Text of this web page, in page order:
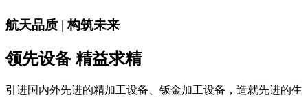
航天品质 | 构筑未来
领先设备 精益求精
引进国内外先进的精加工设备、钣金加工设备，造就先进的生